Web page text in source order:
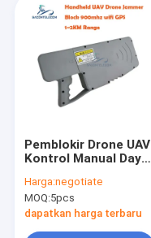
Pemblokir Drone UAV
Kontrol Manual Daya
1200m Pemblokir
Sinyal Genggam
Harga:negotiate
MOQ:5pcs
dapatkan harga terbaru